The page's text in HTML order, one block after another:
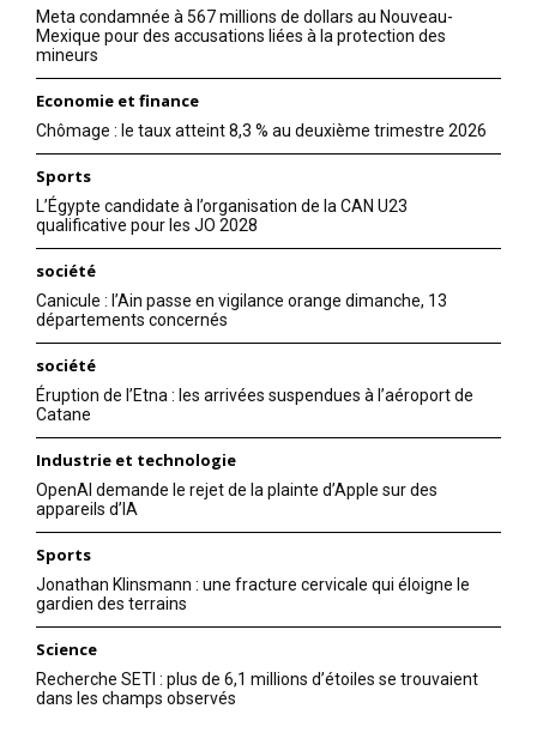
Meta condamnée à 567 millions de dollars au Nouveau-
Mexique pour des accusations liées à la protection des
mineurs
Economie et finance
Chômage : le taux atteint 8,3 % au deuxième trimestre 2026
Sports
L’Égypte candidate à l’organisation de la CAN U23
qualificative pour les JO 2028
société
Canicule : l’Ain passe en vigilance orange dimanche, 13
départements concernés
société
Éruption de l’Etna : les arrivées suspendues à l’aéroport de
Catane
Industrie et technologie
OpenAI demande le rejet de la plainte d’Apple sur des
appareils d’IA
Sports
Jonathan Klinsmann : une fracture cervicale qui éloigne le
gardien des terrains
Science
Recherche SETI : plus de 6,1 millions d’étoiles se trouvaient
dans les champs observés